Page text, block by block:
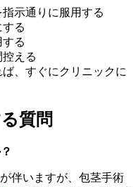
示通りに服用する
る
る
える
、すぐにクリニックに
質問
伴いますが、包茎手術